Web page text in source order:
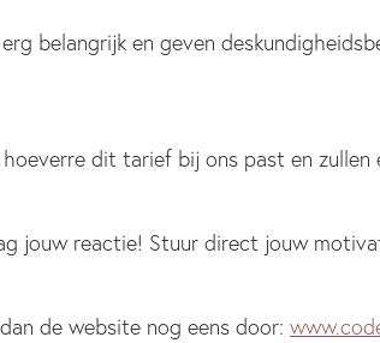
belangrijk en geven
dit tarief bij ons past en zullen
jouw reactie! Stuur direct jouw
de website nog eens door: